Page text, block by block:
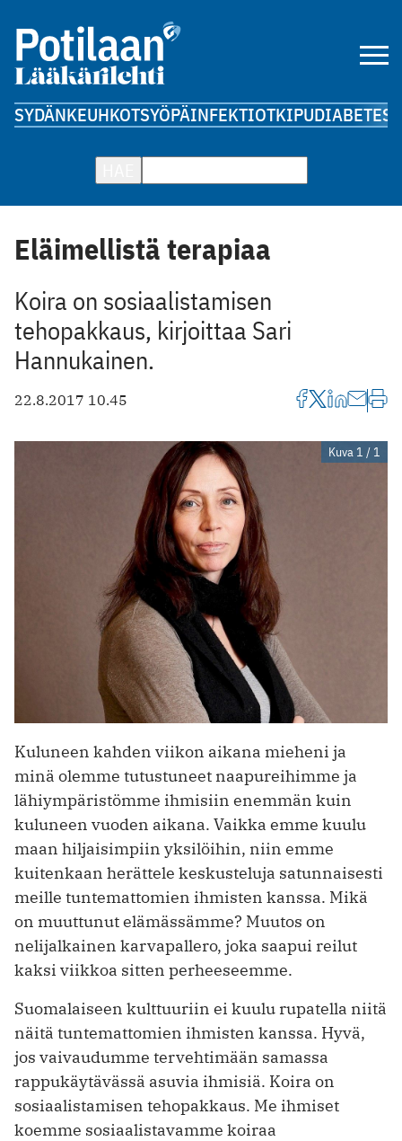
SYDÄNKEUHKOTSYÖPÄINFEKTIOTKIPUDIABETES
Eläimellistä terapiaa
Koira on sosiaalistamisen
tehopakkaus, kirjoittaa Sari
Hannukainen.
22.8.2017 10.45
Kuva 1 / 1
Kuluneen kahden viikon aikana mieheni ja
minä olemme tutustuneet naapureihimme ja
lähiympäristömme ihmisiin enemmän kuin
kuluneen vuoden aikana. Vaikka emme kuulu
maan hiljaisimpiin yksilöihin, niin emme
kuitenkaan herättele keskusteluja satunnaisesti
meille tuntemattomien ihmisten kanssa. Mikä
on muuttunut elämässämme? Muutos on
nelijalkainen karvapallero, joka saapui reilut
kaksi viikkoa sitten perheeseemme.
Suomalaiseen kulttuuriin ei kuulu rupatella niitä
näitä tuntemattomien ihmisten kanssa. Hyvä,
jos vaivaudumme tervehtimään samassa
rappukäytävässä asuvia ihmisiä. Koira on
sosiaalistamisen tehopakkaus. Me ihmiset
koemme sosiaalistavamme koiraa